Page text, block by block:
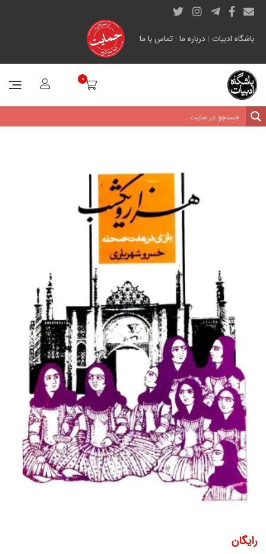
باشگاه ادبیات | درباره ما | تماس با ما
0
رایگان